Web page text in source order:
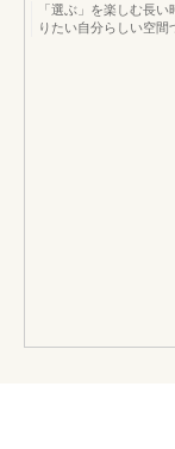
「選ぶ」を楽しむ長
りたい自分らしい空間